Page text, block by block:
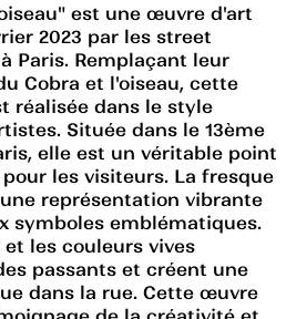
est une œuvre d'art
2023 par les street
Paris. Remplaçant leur
Cobra et l'oiseau, cette
réalisée dans le style
Située dans le 13ème
elle est un véritable point
les visiteurs. La fresque
représentation vibrante
symboles emblématiques.
les couleurs vives
passants et créent une
dans la rue. Cette œuvre